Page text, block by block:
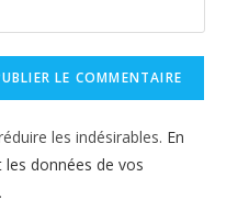
les indésirables. En
données de vos
.